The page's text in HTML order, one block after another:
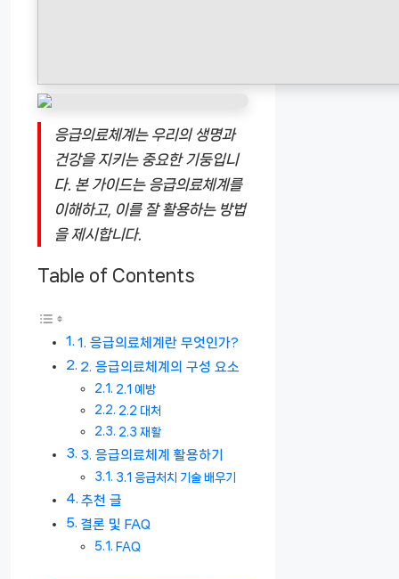
응급의료체계는 우리의 생명과
건강을 지키는 중요한 기둥입니
다. 본 가이드는 응급의료체계를
이해하고, 이를 잘 활용하는 방법
을 제시합니다.
Table of Contents
1. 응급의료체계란 무엇인가?
2. 응급의료체계의 구성 요소
2.1 예방
2.2 대처
2.3 재활
3. 응급의료체계 활용하기
3.1 응급처치 기술 배우기
추천 글
결론 및 FAQ
FAQ